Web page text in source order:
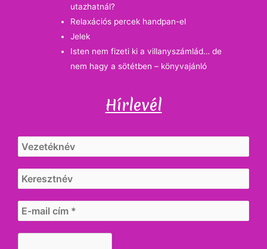
utazhatnál?
Relaxációs percek handpan-el
Jelek
Isten nem fizeti ki a villanyszámlád… de
nem hagy a sötétben – könyvajánló
Hírlevél